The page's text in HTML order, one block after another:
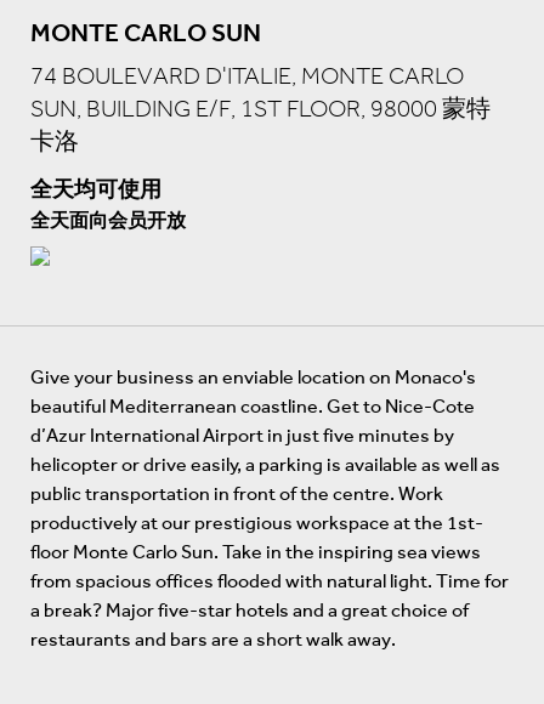
MONTE CARLO SUN
74 BOULEVARD D'ITALIE, MONTE CARLO
SUN, BUILDING E/F, 1ST FLOOR, 98000 蒙特
卡洛
全天均可使用
全天面向会员开放
Give your business an enviable location on Monaco's
beautiful Mediterranean coastline. Get to Nice-Cote
d’Azur International Airport in just five minutes by
helicopter or drive easily, a parking is available as well as
public transportation in front of the centre. Work
productively at our prestigious workspace at the 1st-
floor Monte Carlo Sun. Take in the inspiring sea views
from spacious offices flooded with natural light. Time for
a break? Major five-star hotels and a great choice of
restaurants and bars are a short walk away.